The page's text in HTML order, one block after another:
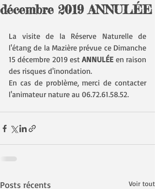
décembre 2019 ANNULÉE
La visite de la Réserve Naturelle de
l'étang de la Mazière prévue ce Dimanche
15 décembre 2019 est ANNULÉE en raison
des risques d'inondation.
En cas de problème, merci de contacter
l'animateur nature au 06.72.61.58.52.
Posts récents Voir tout